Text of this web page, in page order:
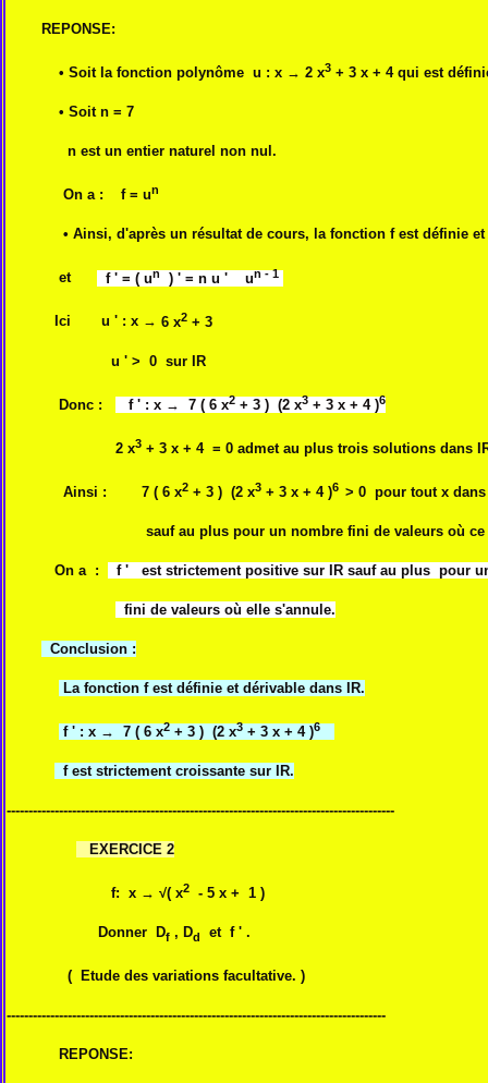
REPONSE:
• Soit la fonction polynôme u : x → 2 x3 + 3 x + 4 qui est
• Soit n = 7
n est un entier naturel non nul.
On a : f = un
• Ainsi, d'après un résultat de cours, la fonction f est définie
et f ' = ( un ) ' = n u ' un - 1
Ici u ' : x → 6 x2 + 3
u ' > 0 sur IR
Donc : f ' : x → 7 ( 6 x2 + 3 ) (2 x3 + 3 x + 4 )6
2 x3 + 3 x + 4 = 0 admet au plus trois solutions dans
Ainsi : 7 ( 6 x2 + 3 ) (2 x3 + 3 x + 4 )6 > 0 pour tout x dans
sauf au plus pour un nombre fini de valeurs où ce
On a : f ' est strictement positive sur IR sauf au plus pour
fini de valeurs où elle s'annule.
Conclusion :
La fonction f est définie et dérivable dans IR.
f ' : x → 7 ( 6 x2 + 3 ) (2 x3 + 3 x + 4 )6
f est strictement croissante sur IR.
-----------------------------------------------------------------------------------------
EXERCICE 2
f: x → √( x2 - 5 x + 1 )
Donner Df , Dd et f ' .
( Etude des variations facultative. )
---------------------------------------------------------------------------------------
REPONSE: